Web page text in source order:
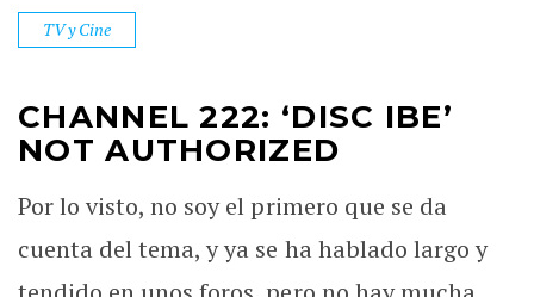
TV y Cine
CHANNEL 222: ‘DISC IBE’
NOT AUTHORIZED
Por lo visto, no soy el primero que se da
cuenta del tema, y ya se ha hablado largo y